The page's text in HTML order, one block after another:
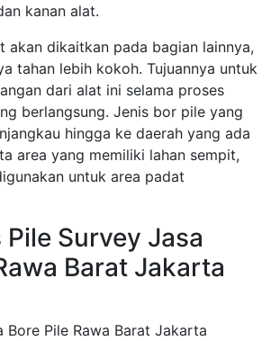
kanan alat.
akan dikaitkan pada bagian lainnya,
tahan lebih kokoh. Tujuannya untuk
dari alat ini selama proses
berlangsung. Jenis bor pile yang
hingga ke daerah yang ada
area yang memiliki lahan sempit,
untuk area padat
Survey Jasa
Barat Jakarta
Bore Pile Rawa Barat Jakarta